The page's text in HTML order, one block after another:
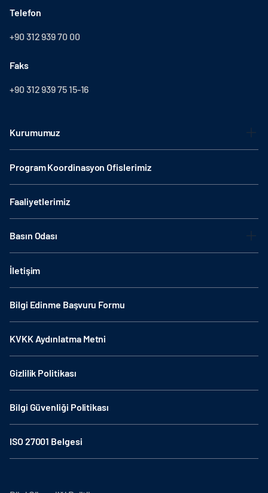
Telefon
+90 312 939 70 00
Faks
+90 312 939 75 15-16
Kurumumuz
Program Koordinasyon Ofislerimiz
Faaliyetlerimiz
Basın Odası
İletişim
Bilgi Edinme Başvuru Formu
KVKK Aydınlatma Metni
Gizlilik Politikası
Bilgi Güvenliği Politikası
ISO 27001 Belgesi